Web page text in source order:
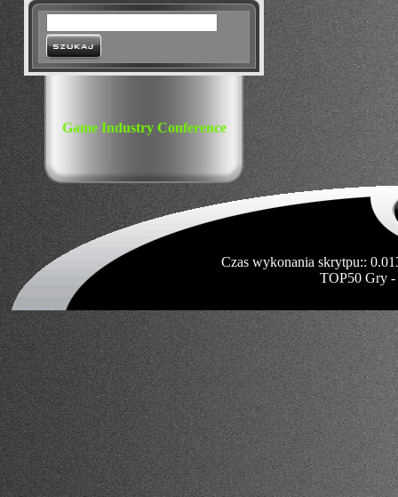
Game Industry Conference
Czas wykonania skrytpu::
TOP50 Gry